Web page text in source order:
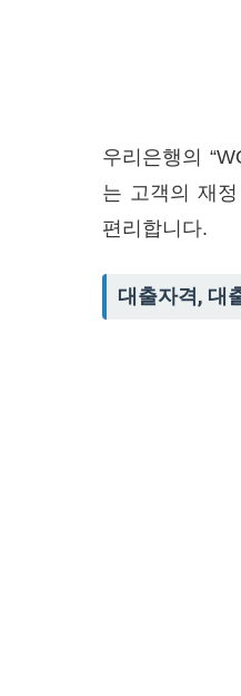
우리은행의
는 고객의 재
편리합니다.
대출자격, 대